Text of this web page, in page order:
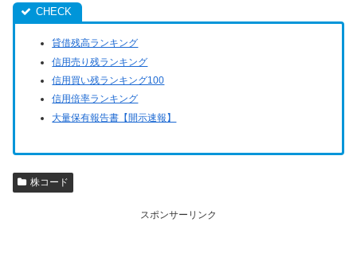
貸借残高ランキング
信用売り残ランキング
信用買い残ランキング100
信用倍率ランキング
大量保有報告書【開示速報】
株コード
スポンサーリンク